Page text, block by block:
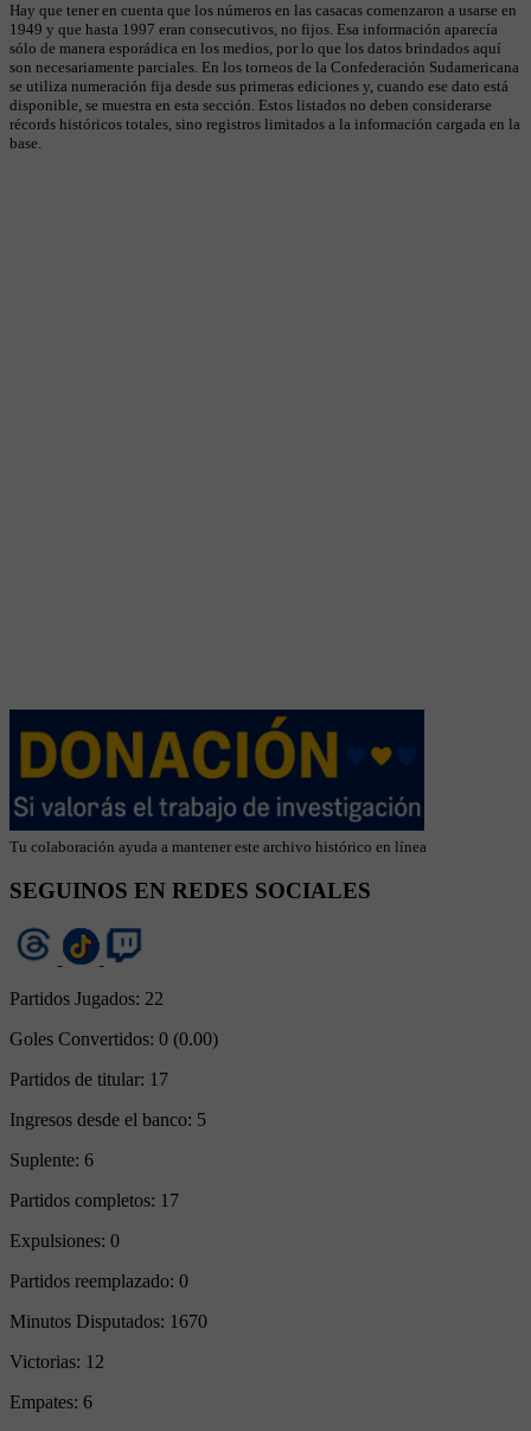
Hay que tener en cuenta que los números en las casacas comenzaron a usarse en
1949 y que hasta 1997 eran consecutivos, no fijos. Esa información aparecía
sólo de manera esporádica en los medios, por lo que los datos brindados aquí
son necesariamente parciales. En los torneos de la Confederación Sudamericana
se utiliza numeración fija desde sus primeras ediciones y, cuando ese dato está
disponible, se muestra en esta sección. Estos listados no deben considerarse
récords históricos totales, sino registros limitados a la información cargada en la
base.
Tu colaboración ayuda a mantener este archivo histórico en línea
SEGUINOS EN REDES SOCIALES
Partidos Jugados: 22
Goles Convertidos: 0 (0.00)
Partidos de titular: 17
Ingresos desde el banco: 5
Suplente: 6
Partidos completos: 17
Expulsiones: 0
Partidos reemplazado: 0
Minutos Disputados: 1670
Victorias: 12
Empates: 6